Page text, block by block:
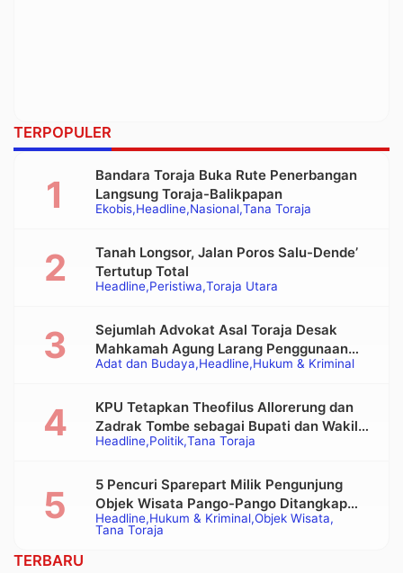
TERPOPULER
Ekobis Headline Nasional Tana Toraja
Bandara Toraja Buka Rute Penerbangan
Langsung Toraja-Balikpapan
Headline Peristiwa Toraja Utara
Tanah Longsor, Jalan Poros Salu-Dende’
Tertutup Total
Adat dan Budaya Headline Hukum & Kriminal
Sejumlah Advokat Asal Toraja Desak
Mahkamah Agung Larang Penggunaan
Alat Berat pada Eksekusi Rumah Adat
Headline Politik Tana Toraja
KPU Tetapkan Theofilus Allorerung dan
Zadrak Tombe sebagai Bupati dan Wakil
Bupati Tana Toraja Terpilih
Headline Hukum & Kriminal Objek Wisata
Tana Toraja
5 Pencuri Sparepart Milik Pengunjung
Objek Wisata Pango-Pango Ditangkap
Polisi
TERBARU